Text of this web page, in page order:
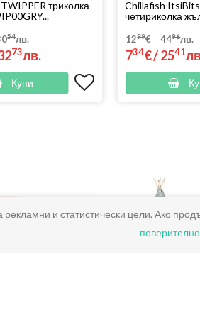
триколка
54лв.
73лв.
Купи
Chillafish
четириколка
1299€
734€/
4496лв.
2541
и статистически цели. Ако